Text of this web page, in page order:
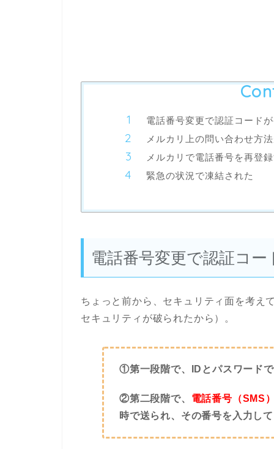
電話番号変更で認証コード
メルカリ上の問い合わせ方
メルカリで電話番号を再登
緊急の状況で凍結された
電話番号変更で認証コ
ちょっと前から、セキュリティ面を考え
セキュリティが破られたから）。
①第一段階で、IDとパスワード
②第二段階で、 電話番号（SMS
時で送られ、その番号を入力し